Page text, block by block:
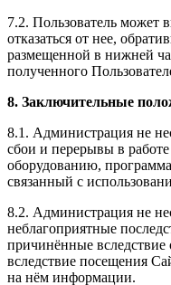
7.2. Пользователь может
отказаться от нее,
размещенной в нижней
полученного
8. Заключительные
8.1. Администрация не
сбои и перерывы в
оборудованию,
связанный с
8.2. Администрация не
неблагоприятные
причинённые вследствие
вследствие посещения
на нём информации.